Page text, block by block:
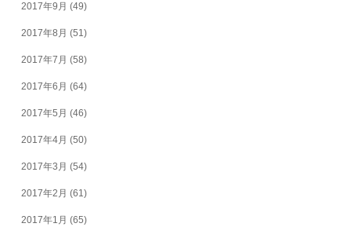
2017年9月 (49)
2017年8月 (51)
2017年7月 (58)
2017年6月 (64)
2017年5月 (46)
2017年4月 (50)
2017年3月 (54)
2017年2月 (61)
2017年1月 (65)